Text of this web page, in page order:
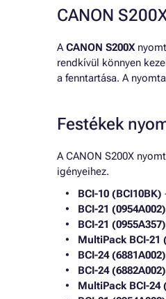
CANON
ACANON S200X
rendkívül könnyen
a fenntartása. A
Festékek
A CANON S200X
igényeihez.
BCI-10 (BCI10BK)
BCI-21 (0954A002)
BCI-21 (0955A357)
MultiPack BCI-21
BCI-24 (6881A002)
BCI-24 (6882A002)
MultiPack BCI-24